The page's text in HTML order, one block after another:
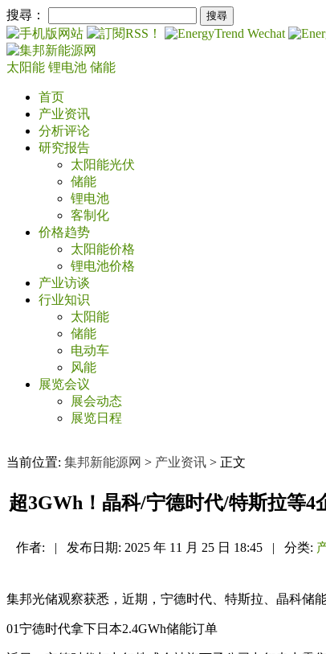
搜尋：
太阳能 锂电池 储能
首页
产业资讯
分析评论
研究报告
太阳能光伏
储能
锂电池
客制化
价格趋势
太阳能价格
锂电池价格
产业访谈
行业知识
太阳能
储能
电动车
风能
展览会议
展会动态
展览日程
当前位置: 集邦新能源网 > 产业资讯 > 正文
超3GWh！晶科/宁德时代/特斯拉等4
作者: | 发布日期: 2025 年 11 月 25 日 18:45 | 分类:
集邦光储观察获悉，近期，宁德时代、特斯拉、晶科储
01宁德时代拿下日本2.4GWh储能订单